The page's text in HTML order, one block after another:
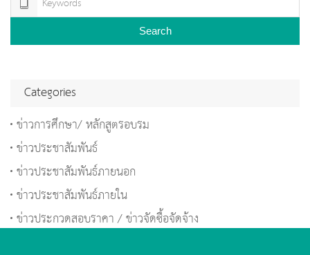
Search
Categories
ข่าวการศึกษา/ หลักสูตรอบรม
ข่าวประชาสัมพันธ์
ข่าวประชาสัมพันธ์ภายนอก
ข่าวประชาสัมพันธ์ภายใน
ข่าวประกวดสอบราคา / ข่าวจัดซื้อจัดจ้าง